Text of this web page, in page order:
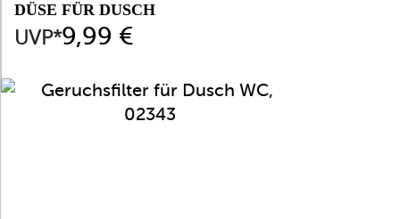
DÜSE FÜR DUSCH
WC, 02342
Preis
UVP*9,99 €